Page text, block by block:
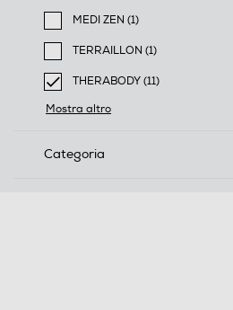
selected Filtro applicato per
MEDI ZEN (1)
Filtra per Marca: MEDI ZEN
TERRAILLON (1)
Filtra per Marca: TERRAILLON
THERABODY (11)
selected Filtro applicato per
Mostra altro
Categoria